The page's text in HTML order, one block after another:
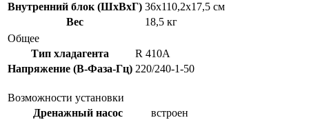
Внутренний блок (ШxВxГ) 36x110,2x17,5 см
Вес
18,5 кг
Общее
Тип хладагента
R 410A
Напряжение (В-Фаза-Гц) 220/240-1-50
Возможности установки
Дренажный насос
встроен